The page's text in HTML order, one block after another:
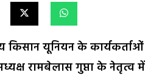
किसान यूनियन के कार्यकर्ताओं
रामबेलास गुप्ता के नेतृत्व में